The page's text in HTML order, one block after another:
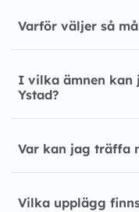
Varför väljer så
I vilka ämnen kan
Ystad?
Var kan jag träffa
Vilka upplägg